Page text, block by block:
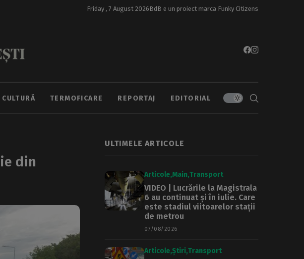
Friday , 7 August 2026BdB e un proiect marca Funky Citizens
CULTURĂ TERMOFICARE REPORTAJ EDITORIAL
din
ULTIMELE ARTICOLE
Articole Main Transport
VIDEO | Lucrările la Magistrala
6 au continuat și în iulie. Care
este stadiul viitoarelor stații
de metrou
07/08/2026
Articole Știri Transport